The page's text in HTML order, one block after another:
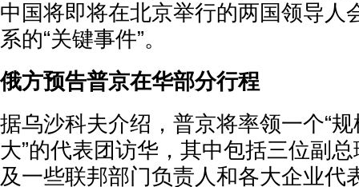
中国将即将在北京举行的两国领导人
系的“关键事件”。
俄方预告普京在华部分行程
据乌沙科夫介绍，普京将率领一个“
大”的代表团访华，其中包括三位副
及一些联邦部门负责人和各大企业代